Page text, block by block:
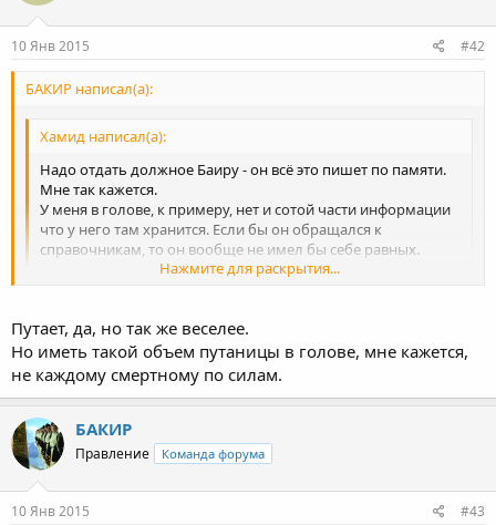
10 Янв 2015 #42
БАКИР написал(а):
Хамид написал(а):
Надо отдать должное Баиру - он всё это пишет по памяти.
Мне так кажется.
У меня в голове, к примеру, нет и сотой части информации
что у него там хранится. Если бы он обращался к
справочникам, то он вообще не имел бы себе равных.
половины несуществующих борцов или борцов городского
районного уровня..
Нажмите для раскрытия...
Путает, да, но так же веселее.
Но иметь такой объем путаницы в голове, мне кажется,
не каждому смертному по силам.
БАКИР
Правление Команда форума
10 Янв 2015 #43